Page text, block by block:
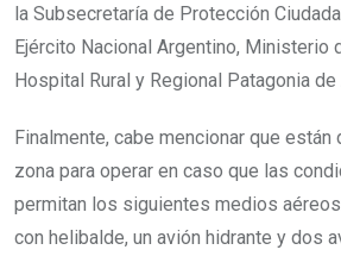
la Subsecretaría de Protección
Ejército Nacional Argentino, Ministerio
Hospital Rural y Regional Patagonia de
Finalmente, cabe mencionar que
zona para operar en caso que las
permitan los siguientes medios
con helibalde, un avión hidrante y dos